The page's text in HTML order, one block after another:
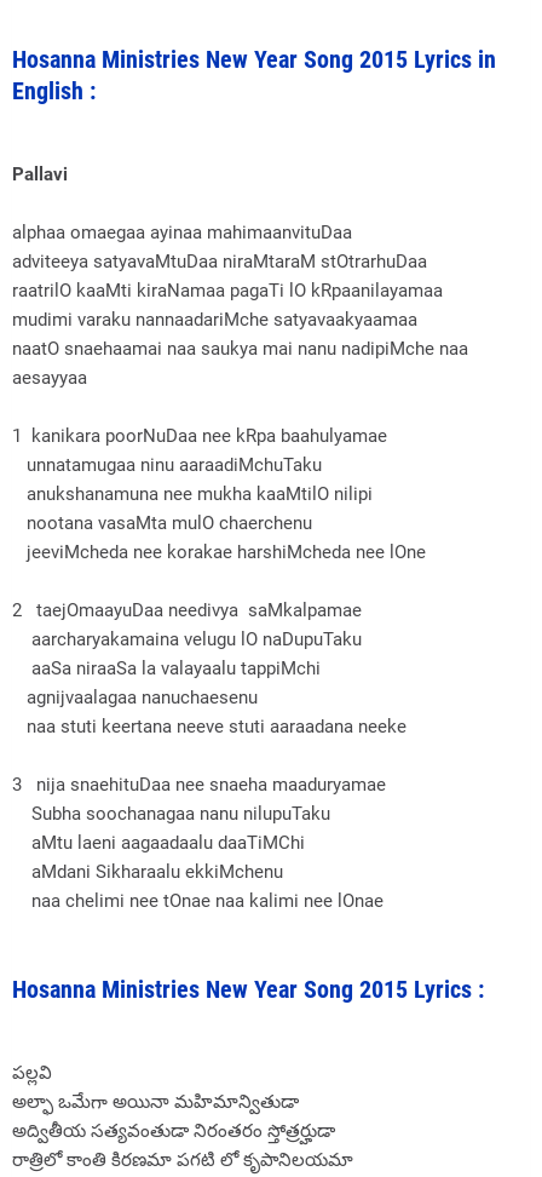
Hosanna Ministries New Year Song 2015 Lyrics in
English :
Pallavi
alphaa omaegaa ayinaa mahimaanvituDaa
adviteeya satyavaMtuDaa niraMtaraM stOtrarhuDaa
raatrilO kaaMti kiraNamaa pagaTi lO kRpaanilayamaa
mudimi varaku nannaadariMche satyavaakyaamaa
naatO snaehaamai naa saukya mai nanu nadipiMche naa
aesayyaa
1 kanikara poorNuDaa nee kRpa baahulyamae
unnatamugaa ninu aaraadiMchuTaku
anukshanamuna nee mukha kaaMtilO nilipi
nootana vasaMta mulO chaerchenu
jeeviMcheda nee korakae harshiMcheda nee lOne
2 taejOmaayuDaa needivya saMkalpamae
aarcharyakamaina velugu lO naDupuTaku
aaSa niraaSa la valayaalu tappiMchi
agnijvaalagaa nanuchaesenu
naa stuti keertana neeve stuti aaraadana neeke
3 nija snaehituDaa nee snaeha maaduryamae
Subha soochanagaa nanu nilupuTaku
aMtu laeni aagaadaalu daaTiMChi
aMdani Sikharaalu ekkiMchenu
naa chelimi nee tOnae naa kalimi nee lOnae
Hosanna Ministries New Year Song 2015 Lyrics :
పల్లవి
అల్ఫా ఒమేగా అయినా మహిమాన్వితుడా
అద్వితీయ సత్యవంతుడా నిరంతరం స్తోత్రర్హుడా
రాత్రిలో కాంతి కిరణమా పగటి లో కృపానిలయమా